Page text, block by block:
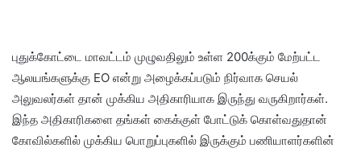
புதுக்கோட்டை மாவட்டம் முழுவதிலும் உள்ள 200க்கும் மேற்பட்ட
ஆலயங்களுக்கு EO என்று அழைக்கப்படும் நிர்வாக செயல்
அலுவலர்கள் தான் முக்கிய அதிகாரியாக இருந்து வருகிறார்கள்.
இந்த அதிகாரிகளை தங்கள் கைக்குள் போட்டுக் கொள்வதுதான்
கோவில்களில் முக்கிய பொறுப்புகளில் இருக்கும் பணியாளர்களின்